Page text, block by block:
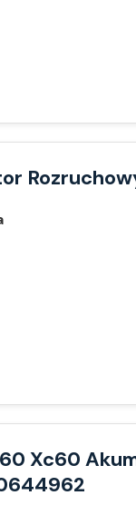
Xc60